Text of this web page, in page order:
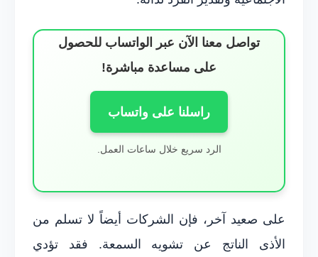
تواصل معنا الآن عبر الواتساب للحصول
على مساعدة مباشرة!
راسلنا على واتساب
الرد سريع خلال ساعات العمل.
على صعيد آخر، فإن الشركات أيضاً لا تسلم من
الأذى الناتج عن تشويه السمعة. فقد تؤدي